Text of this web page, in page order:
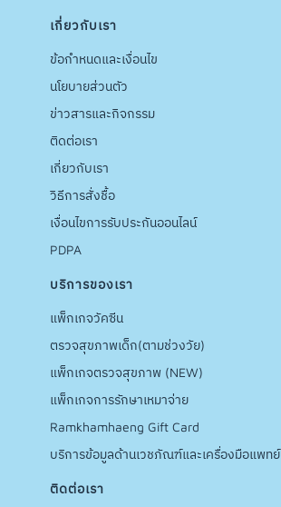
เกี่ยวกับเรา
ข้อกำหนดและเงื่อนไข
นโยบายส่วนตัว
ข่าวสารและกิจกรรม
ติดต่อเรา
เกี่ยวกับเรา
วิธีการสั่งชื้อ
เงื่อนไขการรับประกันออนไลน์
PDPA
บริการของเรา
แพ็กเกจวัคซีน
ตรวจสุขภาพเด็ก(ตามช่วงวัย)
แพ็กเกจตรวจสุขภาพ (NEW)
แพ็กเกจการรักษาเหมาจ่าย
Ramkhamhaeng Gift Card
บริการข้อมูลด้านเวชภัณฑ์และเครื่องมือแพทย์
ติดต่อเรา